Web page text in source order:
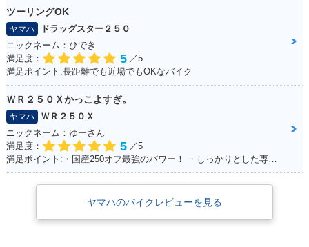
ツーリングOK
ヤマハ
ドラッグスター２５０
ニックネーム：ひでき
満足度：
5 ／5
満足ポイント:長距離でも近場でもOKなバイク
ＷＲ２５０Ｘかっこよすぎ。
ヤマハ
ＷＲ２５０Ｘ
ニックネーム：ゆーさん
満足度：
5 ／5
満足ポイント:・国産250オフ最強のパワー！ ・しっかりとした専用設計の足回り！ ・スタイルよすぎ！ノーマル車でもめちゃカッコイイ！！ ・アフターパーツも250オフの中では多い方！ ・メンテサイクル長いから楽！ ・デカールでイメチェンし放題だから飽きが来ない！ ・ネットで情報集めがしやすい（ユーザーが多い）
ヤマハのバイクレビューを見る